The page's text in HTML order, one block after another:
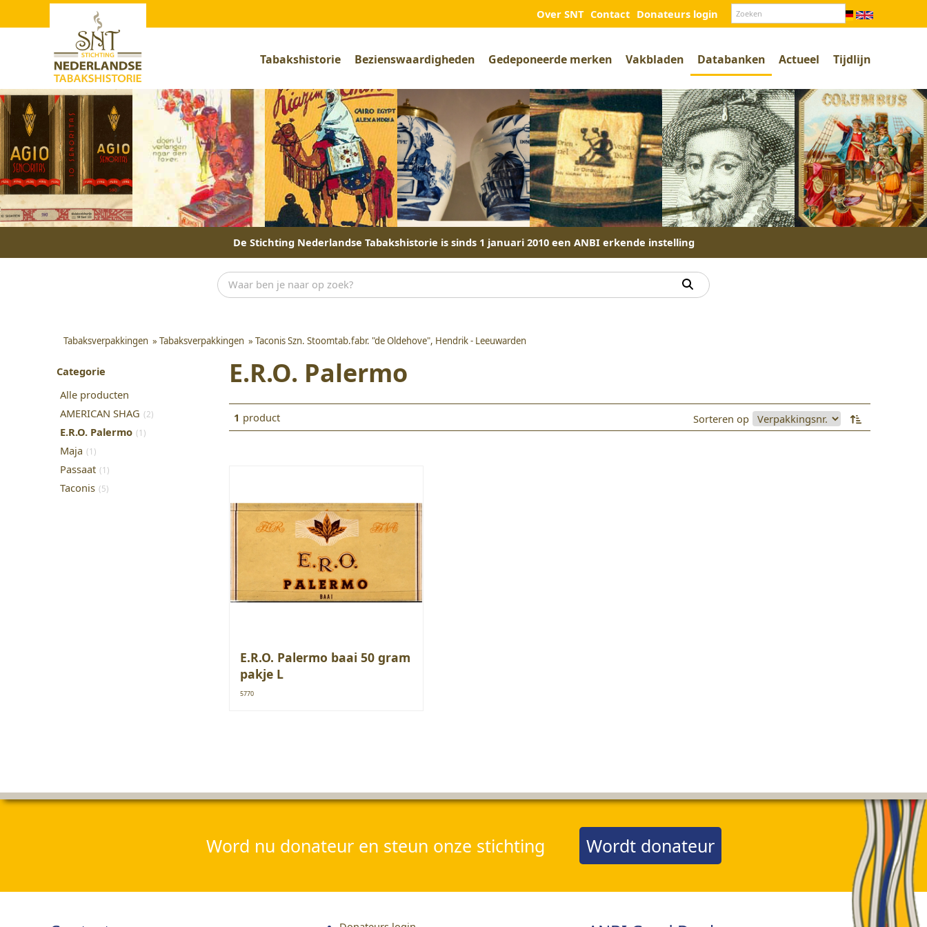
Over SNT Contact Donateurs login
Tabakshistorie Bezienswaardigheden Gedeponeerde merken Vakbladen Databanken Actueel Tijdlijn
De Stichting Nederlandse Tabakshistorie is sinds 1 januari 2010 een ANBI erkende instelling
Tabaksverpakkingen » Tabaksverpakkingen » Taconis Szn. Stoomtab.fabr. "de Oldehove", Hendrik - Leeuwarden
Categorie
Alle producten
AMERICAN SHAG (2)
E.R.O. Palermo (1)
Maja (1)
Passaat (1)
Taconis (5)
E.R.O. Palermo
1 product Sorteren op
E.R.O. Palermo baai 50 gram
pakje L
5770
Word nu donateur en steun onze stichting Wordt donateur